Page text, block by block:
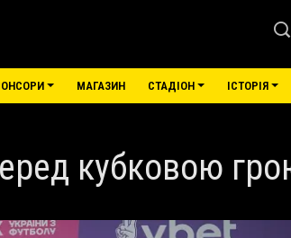
МАГАЗИН СТАДІОН ІСТОРІЯ
кубковою